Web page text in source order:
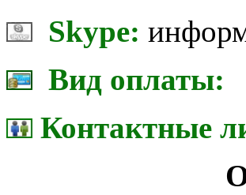
Skype:
Вид оплаты:
Контактные